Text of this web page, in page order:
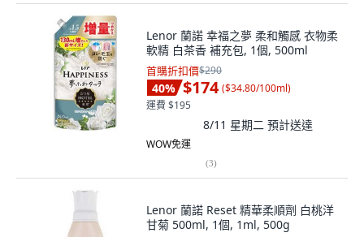
Lenor 蘭諾 幸福之夢 柔和觸感 衣物柔
軟精 白茶香 補充包, 1個, 500ml
首購折扣價$290
40% $174 ($34.80/100ml)
運費 $195
8/11 星期二 預計送達
WOW免運
(3)
Lenor 蘭諾 Reset 精華柔順劑 白桃洋
甘菊 500ml, 1個, 1ml, 500g